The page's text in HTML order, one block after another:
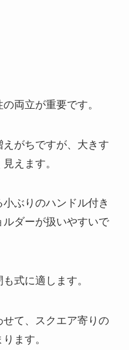
両立が重要です。
がちですが、大きす
えます。
ぶりのハンドル付き
ダーが扱いやすいで
式に適します。
て、スクエア寄りの
ます。